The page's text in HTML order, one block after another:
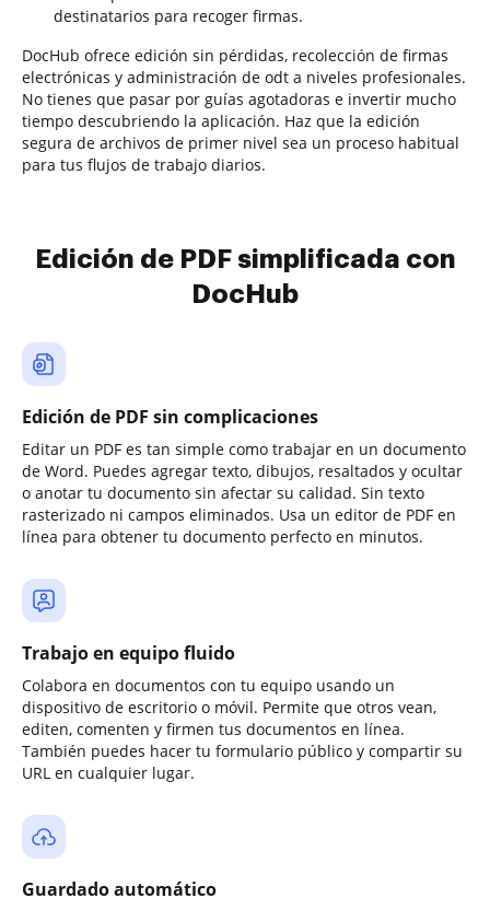
destinatarios para recoger firmas.
DocHub ofrece edición sin pérdidas, recolección de firmas
electrónicas y administración de odt a niveles profesionales.
No tienes que pasar por guías agotadoras e invertir mucho
tiempo descubriendo la aplicación. Haz que la edición
segura de archivos de primer nivel sea un proceso habitual
para tus flujos de trabajo diarios.
Edición de PDF simplificada con
DocHub
Edición de PDF sin complicaciones
Editar un PDF es tan simple como trabajar en un documento
de Word. Puedes agregar texto, dibujos, resaltados y ocultar
o anotar tu documento sin afectar su calidad. Sin texto
rasterizado ni campos eliminados. Usa un editor de PDF en
línea para obtener tu documento perfecto en minutos.
Trabajo en equipo fluido
Colabora en documentos con tu equipo usando un
dispositivo de escritorio o móvil. Permite que otros vean,
editen, comenten y firmen tus documentos en línea.
También puedes hacer tu formulario público y compartir su
URL en cualquier lugar.
Guardado automático